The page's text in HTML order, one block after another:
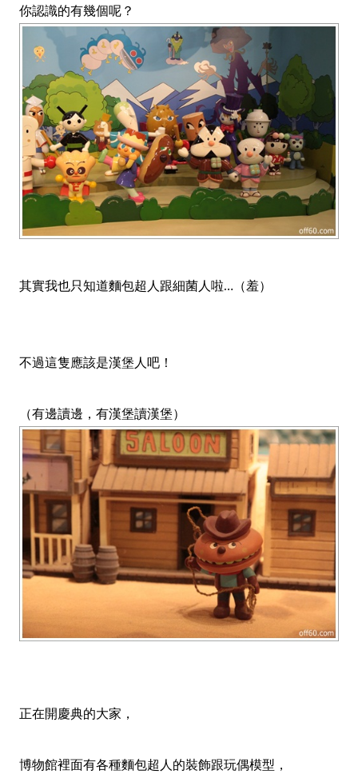
你認識的有幾個呢？
其實我也只知道麵包超人跟細菌人啦…（羞）
不過這隻應該是漢堡人吧！
（有邊讀邊，有漢堡讀漢堡）
正在開慶典的大家，
博物館裡面有各種麵包超人的裝飾跟玩偶模型，